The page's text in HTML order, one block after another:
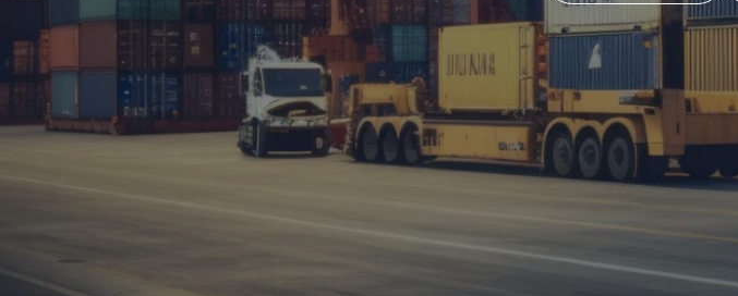
Hakkımızda
Bizden Haberler